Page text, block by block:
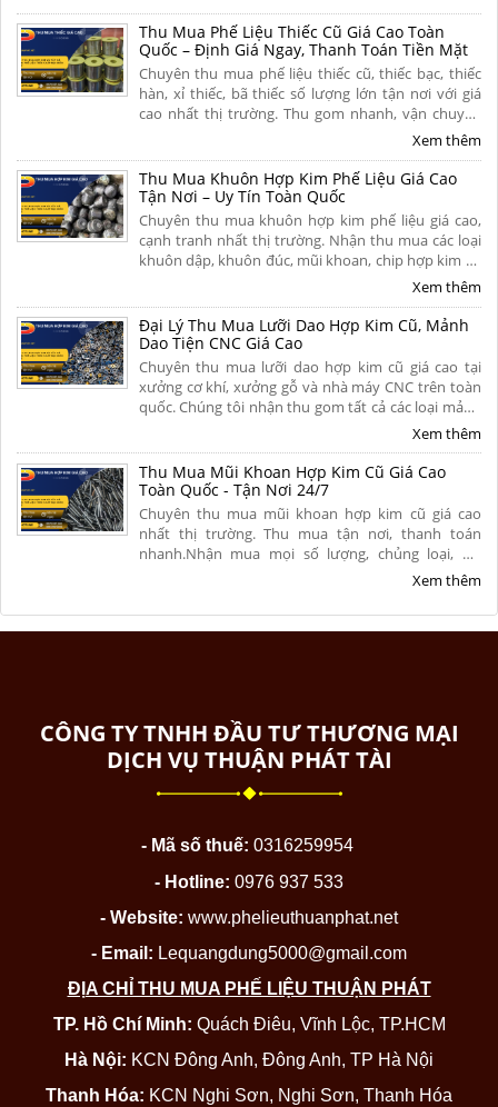
Thu Mua Phế Liệu Thiếc Cũ Giá Cao Toàn
Quốc – Định Giá Ngay, Thanh Toán Tiền Mặt
Chuyên thu mua phế liệu thiếc cũ, thiếc bạc, thiếc
hàn, xỉ thiếc, bã thiếc số lượng lớn tận nơi với giá
cao nhất thị trường. Thu gom nhanh, vận chuyển
miễn phí, thanh toán liền tay và có hoa hồng cao
hôm nay!
Xem thêm
Thu Mua Khuôn Hợp Kim Phế Liệu Giá Cao
Tận Nơi – Uy Tín Toàn Quốc
Chuyên thu mua khuôn hợp kim phế liệu giá cao,
cạnh tranh nhất thị trường. Nhận thu mua các loại
khuôn dập, khuôn đúc, mũi khoan, chip hợp kim cũ
hỏng tận nơi. Cân đo uy tín, khảo sát nhanh chóng,
tiết hôm nay!
Xem thêm
Đại Lý Thu Mua Lưỡi Dao Hợp Kim Cũ, Mảnh
Dao Tiện CNC Giá Cao
Chuyên thu mua lưỡi dao hợp kim cũ giá cao tại
xưởng cơ khí, xưởng gỗ và nhà máy CNC trên toàn
quốc. Chúng tôi nhận thu gom tất cả các loại mảnh
dao tiện cũ, dao phay ngón carbide, mũi khoan siêu
hoặc hư hỏng. Liên hệ ngay.
Xem thêm
Thu Mua Mũi Khoan Hợp Kim Cũ Giá Cao
Toàn Quốc - Tận Nơi 24/7
Chuyên thu mua mũi khoan hợp kim cũ giá cao
nhất thị trường. Thu mua tận nơi, thanh toán
nhanh.Nhận mua mọi số lượng, chủng loại, hư
hỏng, nứt vỡ từ xưởng cơ khí. Liên hệ ngay để nhận
Xem thêm
CÔNG TY TNHH ĐẦU TƯ THƯƠNG MẠI
DỊCH VỤ THUẬN PHÁT TÀI
- Mã số thuế: 0316259954
- Hotline: 0976 937 533
- Website: www.phelieuthuanphat.net
- Email: Lequangdung5000@gmail.com
ĐỊA CHỈ THU MUA PHẾ LIỆU THUẬN PHÁT
TP. Hồ Chí Minh: Quách Điêu, Vĩnh Lộc, TP.HCM
Hà Nội: KCN Đông Anh, Đông Anh, TP Hà Nội
Thanh Hóa: KCN Nghi Sơn, Nghi Sơn, Thanh Hóa